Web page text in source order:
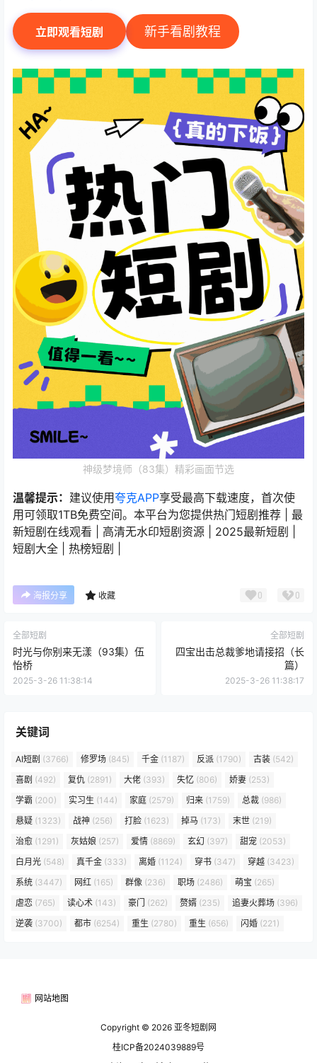
立即观看短剧 新手看剧教程
神级梦境师（83集）精彩画面节选
温馨提示： 建议使用夸克APP享受最高下载速度，首次使
用可领取1TB免费空间。本平台为您提供热门短剧推荐 | 最
新短剧在线观看 | 高清无水印短剧资源 | 2025最新短剧 |
短剧大全 | 热榜短剧 |
海报分享 收藏 0 0
全部短剧
时光与你别来无漾（93集）伍
怡桥
2025-3-26 11:38:14
全部短剧
四宝出击总裁爹地请接招（长
篇）
2025-3-26 11:38:17
关键词
AI短剧 (3766) 修罗场 (845) 千金 (1187) 反派 (1790) 古装 (542)
喜剧 (492) 复仇 (2891) 大佬 (393) 失忆 (806) 娇妻 (253)
学霸 (200) 实习生 (144) 家庭 (2579) 归来 (1759) 总裁 (986)
悬疑 (1323) 战神 (256) 打脸 (1623) 掉马 (173) 末世 (219)
治愈 (1291) 灰姑娘 (257) 爱情 (8869) 玄幻 (397) 甜宠 (2053)
白月光 (548) 真千金 (333) 离婚 (1124) 穿书 (347) 穿越 (3423)
系统 (3447) 网红 (165) 群像 (236) 职场 (2486) 萌宝 (265)
虐恋 (765) 读心术 (143) 豪门 (262) 赘婿 (235) 追妻火葬场 (396)
逆袭 (3700) 都市 (6254) 重生 (2780) 重生 (656) 闪婚 (221)
网站地图
Copyright © 2026 亚冬短剧网
桂ICP备2024039889号